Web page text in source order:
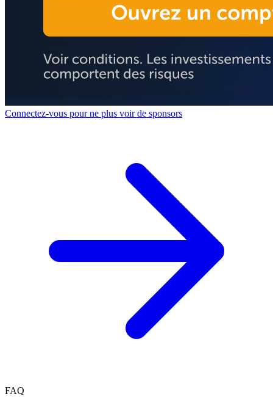
Connectez-vous pour ne plus voir de sponsors
FAQ